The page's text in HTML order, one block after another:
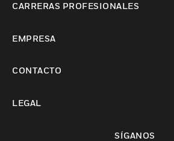
CARRERAS PROFESIONALES
EMPRESA
CONTACTO
LEGAL
SÍGANOS